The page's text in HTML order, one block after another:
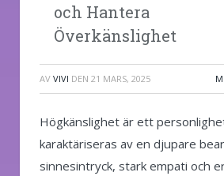
och Hantera
Överkänslighet
AV VIVI DEN 21 MARS, 2025
Högkänslighet är ett
karaktäriseras av en djupare
sinnesintryck, stark empati och